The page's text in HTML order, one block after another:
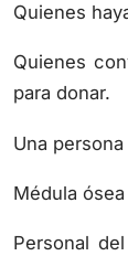
Quienes
Quienes
para donar.
Una
Médula ósea
Personal